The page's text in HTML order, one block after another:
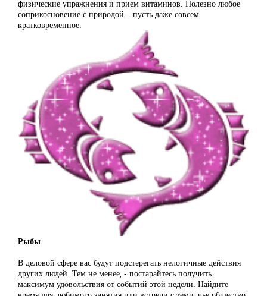
физические упражнения и прием витаминов. Полезно любое
соприкосновение с природой – пусть даже совсем
кратковременное.
Рыбы
В деловой сфере вас будут подстерегать нелогичные действия
других людей. Тем не менее, - постарайтесь получить
максимум удовольствия от событий этой недели. Найдите